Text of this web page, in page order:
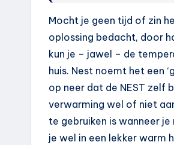
Mocht je geen tijd of zin
oplossing bedacht, door
kun je – jawel – de
huis. Nest noemt het een
op neer dat de NEST zelf
verwarming wel of niet
te gebruiken is wanneer
je wel in een lekker warm